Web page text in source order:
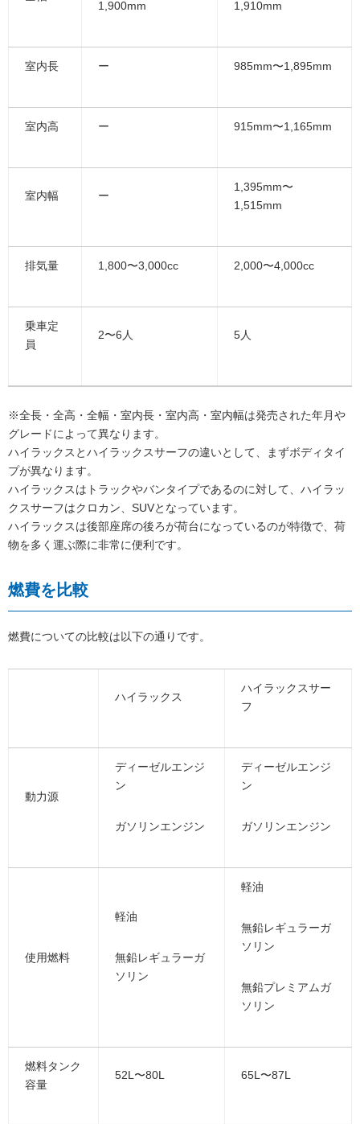
1,900mm 1,910mm
室内長 ー 985mm〜1,895mm
室内高 ー 915mm〜1,165mm
室内幅 ー
1,395mm〜
1,515mm
排気量 1,800〜3,000cc 2,000〜4,000cc
乗車定
員
2〜6人 5人
※全長・全高・全幅・室内長・室内高・室内幅は発売された年月や
グレードによって異なります。
ハイラックスとハイラックスサーフの違いとして、まずボディタイ
プが異なります。
ハイラックスはトラックやバンタイプであるのに対して、ハイラッ
クスサーフはクロカン、SUVとなっています。
ハイラックスは後部座席の後ろが荷台になっているのが特徴で、荷
物を多く運ぶ際に非常に便利です。
燃費を比較
燃費についての比較は以下の通りです。
ハイラックス
ハイラックスサー
フ
動力源
ディーゼルエンジ
ン
ガソリンエンジン
ディーゼルエンジ
ン
ガソリンエンジン
使用燃料
軽油
無鉛レギュラーガ
ソリン
軽油
無鉛レギュラーガ
ソリン
無鉛プレミアムガ
ソリン
燃料タンク
容量
52L〜80L 65L〜87L